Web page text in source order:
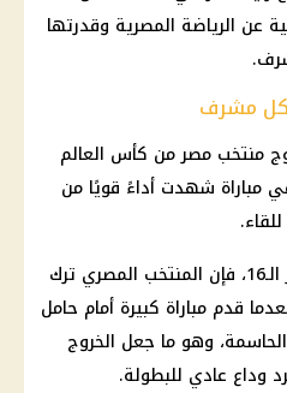
عن الرياضة المصرية وقدرتها
مشرف
منتخب مصر من كأس العالم
في مباراة شهدت أداءً قويًا من
ورغم انتهاء المشوار عند دور الـ16، فإن المنتخب المصري ترك
قدم مباراة كبيرة أمام حامل
وهو ما جعل الخروج
عادي للبطولة.